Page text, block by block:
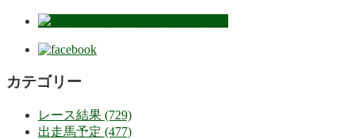
カテゴリー
レース結果 (729)
出走馬予定 (477)